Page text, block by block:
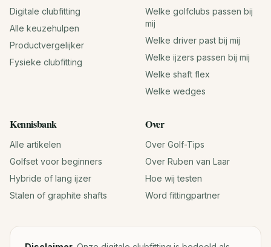
Digitale clubfitting
Alle keuzehulpen
Productvergelijker
Fysieke clubfitting
Welke golfclubs passen bij
mij
Welke driver past bij mij
Welke ijzers passen bij mij
Welke shaft flex
Welke wedges
Kennisbank
Alle artikelen
Golfset voor beginners
Hybride of lang ijzer
Stalen of graphite shafts
Over
Over Golf-Tips
Over Ruben van Laar
Hoe wij testen
Word fittingpartner